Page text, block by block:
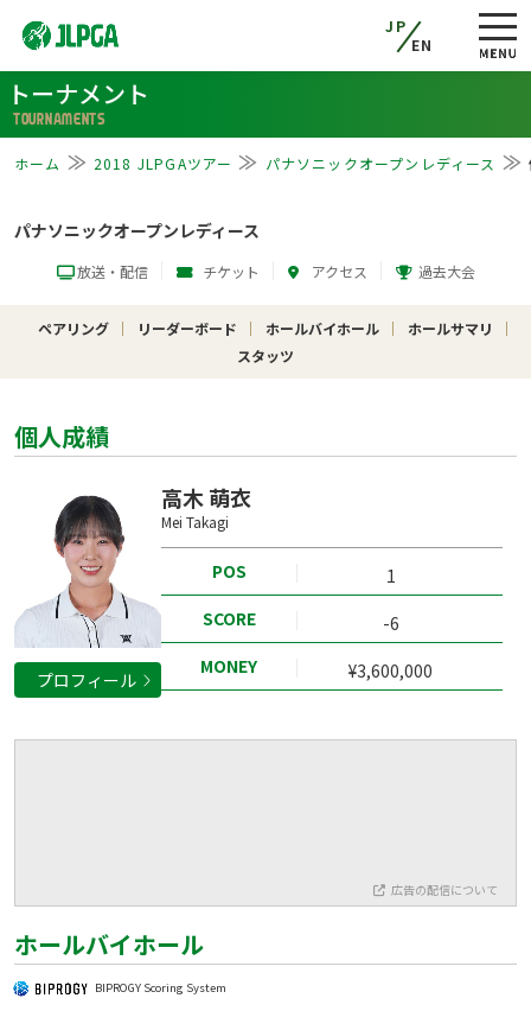
JP
EN
トーナメント
TOURNAMENTS
ホーム 2018 JLPGAツアー パナソニックオープンレディース
パナソニックオープンレディース
放送・配信 チケット アクセス 過去大会
ペアリング リーダーボード ホールバイホール
ホールサマリ
スタッツ
個人成績
プロフィール
高木 萌衣
Mei Takagi
POS
1
SCORE
-6
MONEY
¥3,600,000
広告の配信について
ホールバイホール
BIPROGY Scoring System